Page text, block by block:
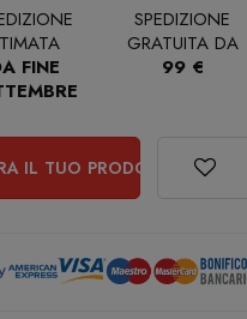
FINE
SPEDIZIONE
GRATUITA DA
99 €
IL TUO PRODOTTO